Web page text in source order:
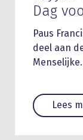
Dag
Paus
deel aan
Lees